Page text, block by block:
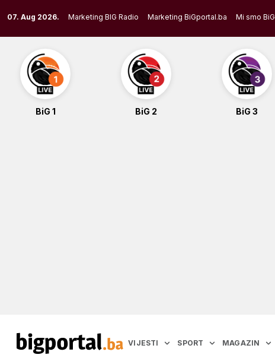
to
content
07. Aug 2026. Marketing BIG Radio Marketing BiGportal.ba Mi smo BiG
BiG 1 BiG 2 BiG 3
VIJESTI SPORT MAGAZIN